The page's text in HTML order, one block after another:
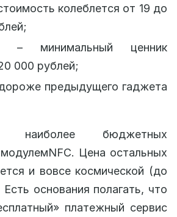
колеблется от 19 до
– минимальный ценник
000 рублей;
предыдущего гаджета
наиболее бюджетных
Цена остальных
и вовсе космической (до
основания полагать, что
платежный сервис